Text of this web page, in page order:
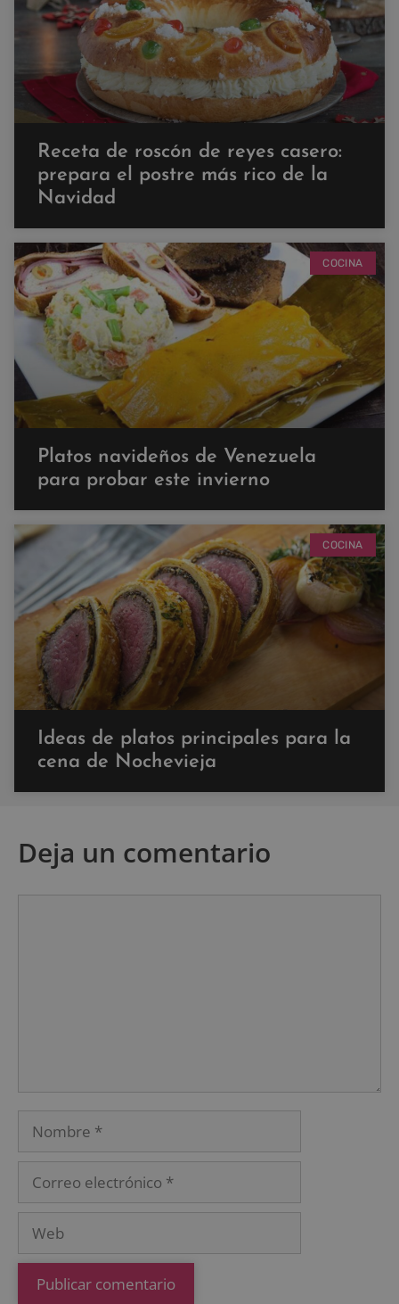
Receta de roscón de reyes casero:
prepara el postre más rico de la
Navidad
COCINA
Platos navideños de Venezuela
para probar este invierno
COCINA
Ideas de platos principales para la
cena de Nochevieja
Deja un comentario